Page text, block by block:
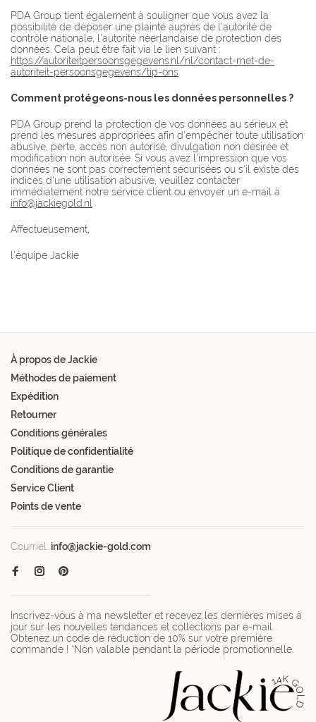
PDA Group tient également à souligner que vous avez la
possibilité de déposer une plainte auprès de l'autorité de
contrôle nationale, l'autorité néerlandaise de protection des
données. Cela peut être fait via le lien suivant :
https://autoriteitpersoonsgegevens.nl/nl/contact-met-de-
autoriteit-persoonsgegevens/tip-ons
Comment protégeons-nous les données personnelles ?
PDA Group prend la protection de vos données au sérieux et
prend les mesures appropriées afin d'empêcher toute utilisation
abusive, perte, accès non autorisé, divulgation non désirée et
modification non autorisée. Si vous avez l'impression que vos
données ne sont pas correctement sécurisées ou s'il existe des
indices d'une utilisation abusive, veuillez contacter
immédiatement notre service client ou envoyer un e-mail à
info@jackiegold.nl
Affectueusement,
l'équipe Jackie
À propos de Jackie
Méthodes de paiement
Expédition
Retourner
Conditions générales
Politique de confidentialité
Conditions de garantie
Service Client
Points de vente
Courriel: info@jackie-gold.com
Inscrivez-vous à ma newsletter et recevez les dernières mises à
jour sur les nouvelles tendances et collections par e-mail.
Obtenez un code de réduction de 10% sur votre première
commande ! *Non valable pendant la période promotionnelle.